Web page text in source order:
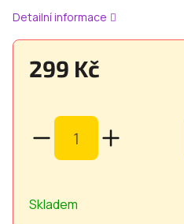
Detailní informace
299 Kč
Skladem